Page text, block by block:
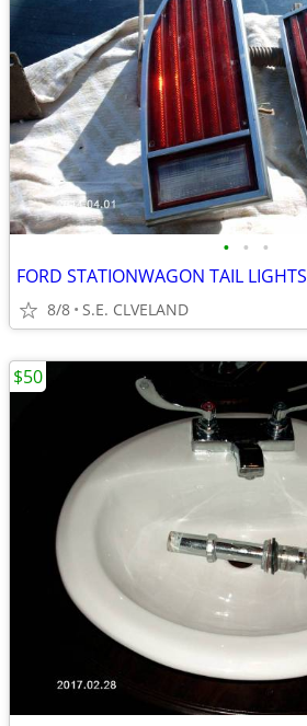
• • •
FORD STATIONWAGON TAIL LIGHTS
8/8 S.E. CLVELAND
$50